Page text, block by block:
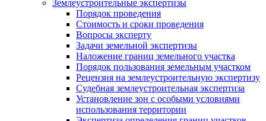
Землеустроительные экспертизы
Порядок проведения
Стоимость и сроки проведения
Вопросы эксперту
Задачи земельной экспертизы
Наложение границ земельного участка
Порядок пользования земельным участком
Рецензия на землеустроительную экспертизу
Судебная землеустроительная экспертиза
Установление зон с особыми условиями
использования территории